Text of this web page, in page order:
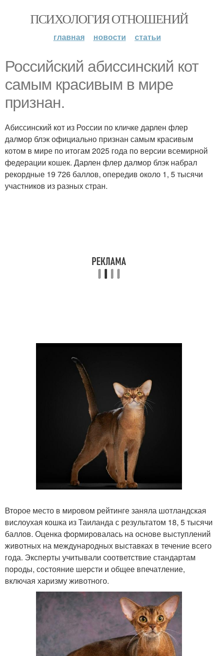
ПСИХОЛОГИЯ ОТНОШЕНИЙ
главная новости статьи
Российский абиссинский кот
самым красивым в мире
признан.
Абиссинский кот из России по кличке дарлен флер
далмор блэк официально признан самым красивым
котом в мире по итогам 2025 года по версии всемирной
федерации кошек. Дарлен флер далмор блэк набрал
рекордные 19 726 баллов, опередив около 1, 5 тысячи
участников из разных стран.
Второе место в мировом рейтинге заняла шотландская
вислоухая кошка из Таиланда с результатом 18, 5 тысячи
баллов. Оценка формировалась на основе выступлений
животных на международных выставках в течение всего
года. Эксперты учитывали соответствие стандартам
породы, состояние шерсти и общее впечатление,
включая харизму животного.